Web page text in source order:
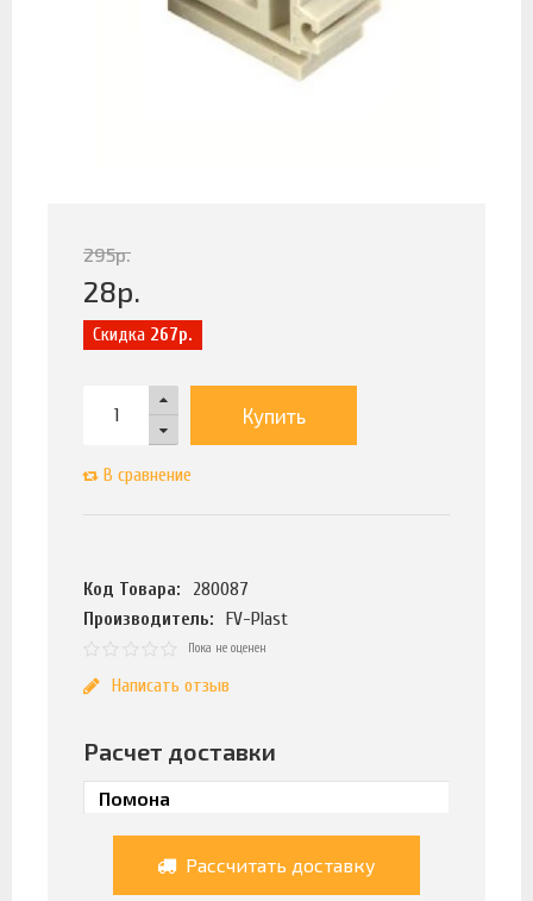
295р.
28р.
Скидка 267р.
Купить
В сравнение
Код Товара:
280087
Производитель:
FV-Plast
Пока не оценен
Написать отзыв
Расчет доставки
Рассчитать доставку